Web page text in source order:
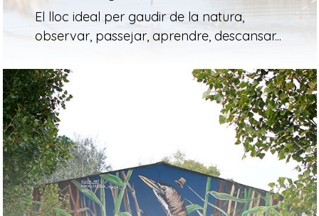
El lloc ideal per gaudir de la natura,
observar, passejar, aprendre, descansar...